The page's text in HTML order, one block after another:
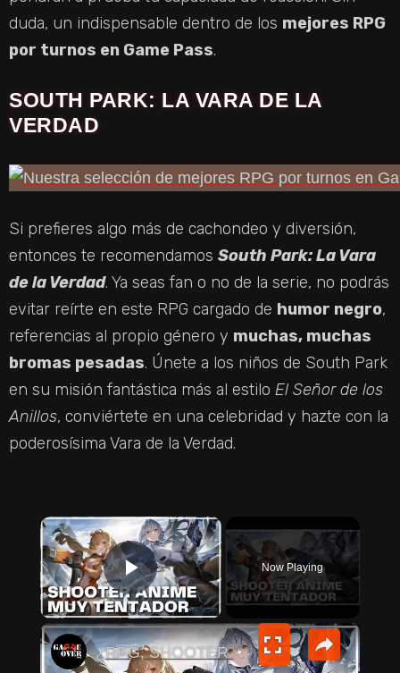
duda, un indispensable dentro de los mejores RPG
por turnos en Game Pass.
SOUTH PARK: LA VARA DE LA
VERDAD
Si prefieres algo más de cachondeo y diversión,
entonces te recomendamos South Park: La Vara
de la Verdad. Ya seas fan o no de la serie, no podrás
evitar reírte en este RPG cargado de humor negro,
referencias al propio género y muchas, muchas
bromas pesadas. Únete a los niños de South Park
en su misión fantástica más al estilo El Señor de los
Anillos, conviértete en una celebridad y hazte con la
poderosísima Vara de la Verdad.
×
PLAY VIDEO
Now Playing
×
¿RPG, SHOOTER y ANIME? Snowbreak Containment Zone es el JUEGO que BUSCABAS